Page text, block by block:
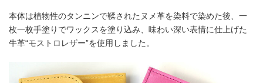
本体は植物性のタンニンで鞣されたヌメ革を染料で染めた後、一
枚一枚手塗りでワックスを塗り込み、味わい深い表情に仕上げた
牛革“モストロレザー”を使用しました。